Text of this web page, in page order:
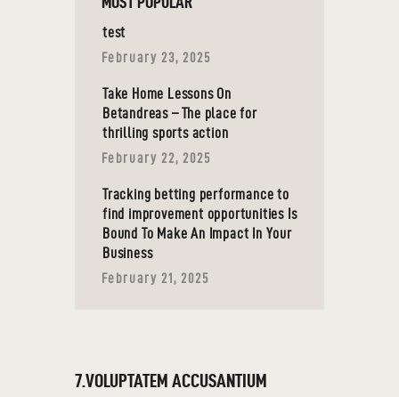
test
February 23, 2025
Take Home Lessons On
Betandreas – The place for
thrilling sports action
February 22, 2025
Tracking betting performance to
find improvement opportunities Is
Bound To Make An Impact In Your
Business
February 21, 2025
7.VOLUPTATEM ACCUSANTIUM